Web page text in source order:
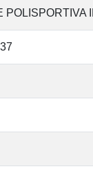
POLISPORTIVA